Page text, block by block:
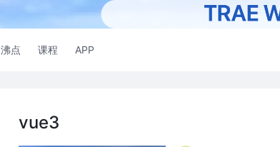
沸点 课程 APP
vue3